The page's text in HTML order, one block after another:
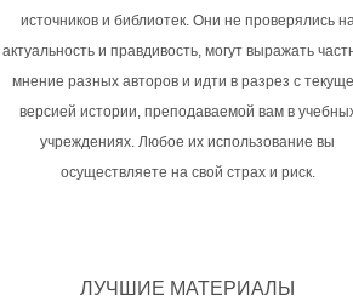
источников и библиотек. Они не проверялись
актуальность и правдивость, могут выражать
мнение разных авторов и идти в разрез с
версией истории, преподаваемой вам в
учреждениях. Любое их использование вы
осуществляете на свой страх и риск.
ЛУЧШИЕ МАТЕРИАЛЫ